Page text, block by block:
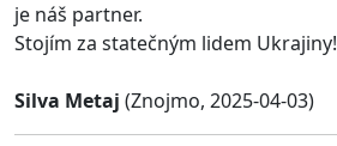
je náš partner.
Stojím za statečným lidem Ukrajiny!
Silva Metaj (Znojmo, 2025-04-03)